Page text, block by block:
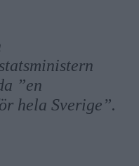
”en
hela Sverige”.